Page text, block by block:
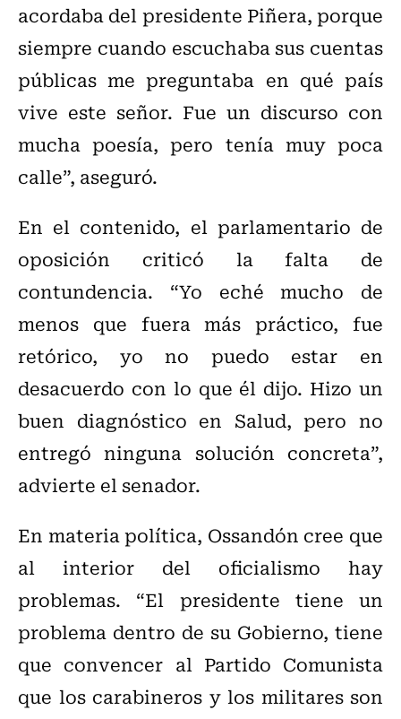
acordaba del presidente Piñera, porque
siempre cuando escuchaba sus cuentas
públicas me preguntaba en qué país
vive este señor. Fue un discurso con
mucha poesía, pero tenía muy poca
calle”, aseguró.
En el contenido, el parlamentario de
oposición criticó la falta de
contundencia. “Yo eché mucho de
menos que fuera más práctico, fue
retórico, yo no puedo estar en
desacuerdo con lo que él dijo. Hizo un
buen diagnóstico en Salud, pero no
entregó ninguna solución concreta”,
advierte el senador.
En materia política, Ossandón cree que
al interior del oficialismo hay
problemas. “El presidente tiene un
problema dentro de su Gobierno, tiene
que convencer al Partido Comunista
que los carabineros y los militares son